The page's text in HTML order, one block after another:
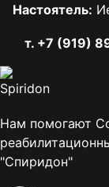
Настоятель:
т. +7 (919)
Нам помогают
"Спиридон"